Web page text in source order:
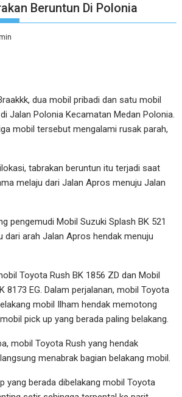
Beruntun Di Polonia
dua mobil pribadi dan satu mobil
Jalan Polonia Kecamatan Medan Polonia.
mobil tersebut mengalami rusak parah,
tabrakan beruntun itu terjadi saat
melaju dari Jalan Apros menuju Jalan
pengemudi Mobil Suzuki Splash BK 521
dari arah Jalan Apros hendak menuju
Toyota Rush BK 1856 ZD dan Mobil
8173 EG. Dalam perjalanan, mobil Toyota
mobil Ilham hendak memotong
pick up yang berada paling belakang.
mobil Toyota Rush yang hendak
menabrak bagian belakang mobil.
yang berada dibelakang mobil Toyota